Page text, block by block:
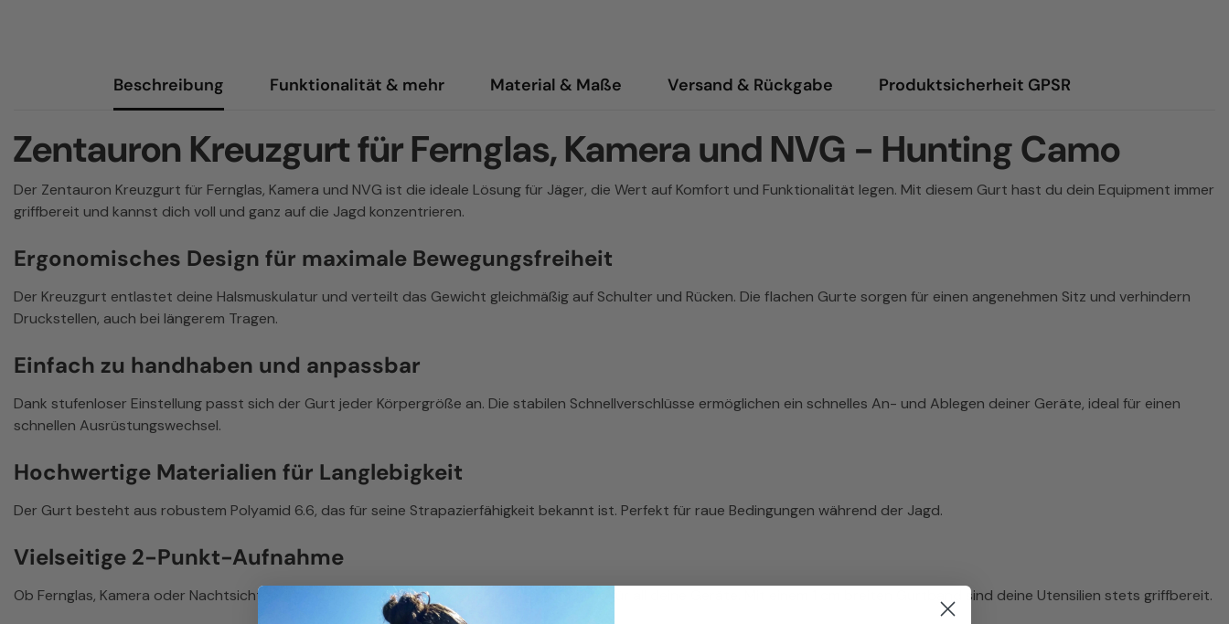
Beschreibung Funktionalität & mehr Material & Maße Versand & Rückgabe Produktsicherheit GPSR
Zentauron Kreuzgurt für Fernglas, Kamera und NVG - Hunting Camo
Der Zentauron Kreuzgurt für Fernglas, Kamera und NVG ist die ideale Lösung für Jäger, die Wert auf Komfort und Funktionalität legen. Mit diesem Gurt hast du dein Equipment immer
griffbereit und kannst dich voll und ganz auf die Jagd konzentrieren.
Ergonomisches Design für maximale Bewegungsfreiheit
Der Kreuzgurt entlastet deine Halsmuskulatur und verteilt das Gewicht gleichmäßig auf Schulter und Rücken. Die flachen Gurte sorgen für einen angenehmen Sitz und verhindern
Druckstellen, auch bei längerem Tragen.
Einfach zu handhaben und anpassbar
Dank stufenloser Einstellung passt sich der Gurt jeder Körpergröße an. Die stabilen Schnellverschlüsse ermöglichen ein schnelles An- und Ablegen deiner Geräte, ideal für einen
schnellen Ausrüstungswechsel.
Hochwertige Materialien für Langlebigkeit
Der Gurt besteht aus robustem Polyamid 6.6, das für seine Strapazierfähigkeit bekannt ist. Perfekt für raue Bedingungen während der Jagd.
Vielseitige 2-Punkt-Aufnahme
Ob Fernglas, Kamera oder Nachtsichtgerät – der Kreuzgurt bietet eine sichere Aufnahme für all deine Geräte. Mit einem 1 cm breiten Gurtband sind deine Utensilien stets griffbereit.